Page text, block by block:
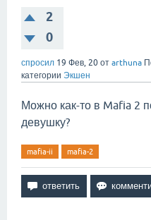
2
0
спросил 19 Фев, 20 от arthuna
категории Экшен
Можно как-то в Mafia 2
девушку?
mafia-ii mafia-2